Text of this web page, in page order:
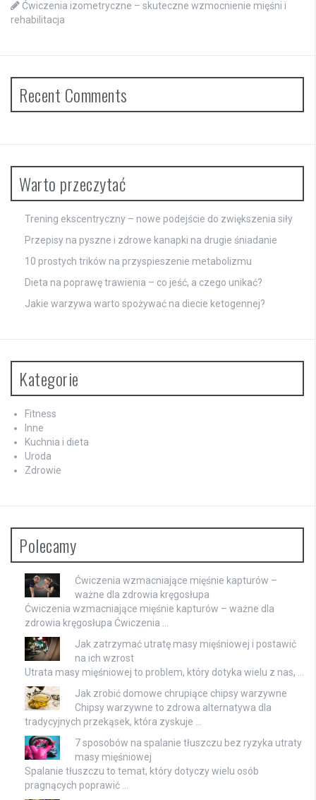
Ćwiczenia izometryczne – skuteczne wzmocnienie mięśni i
rehabilitacja
Recent Comments
Warto przeczytać
Trening ekscentryczny – nowe podejście do zwiększenia siły
Przepisy na pyszne i zdrowe kanapki na drugie śniadanie
10 prostych trików na przyspieszenie metabolizmu
Dieta na poprawę trawienia – co jeść, a czego unikać?
Jakie warzywa warto spożywać na diecie ketogennej?
Kategorie
Fitness
Inne
Kuchnia i dieta
Uroda
Zdrowie
Polecamy
Ćwiczenia wzmacniające mięśnie kapturów –
ważne dla zdrowia kręgosłupa
Ćwiczenia wzmacniające mięśnie kapturów – ważne dla
zdrowia kręgosłupa Ćwiczenia …
Jak zatrzymać utratę masy mięśniowej i postawić
na ich wzrost
Utrata masy mięśniowej to problem, który dotyka wielu z nas, …
Jak zrobić domowe chrupiące chipsy warzywne
Chipsy warzywne to zdrowa alternatywa dla
tradycyjnych przekąsek, która zyskuje …
7 sposobów na spalanie tłuszczu bez ryzyka utraty
masy mięśniowej
Spalanie tłuszczu to temat, który dotyczy wielu osób
pragnących poprawić …